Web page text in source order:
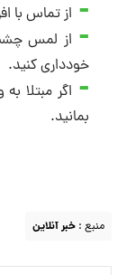
از تماس با
از لمس
خودداری کنید.
اگر مبتلا
بمانید.
منبع : خبر آنلاین